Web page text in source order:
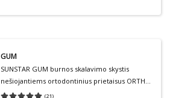
GUM
SUNSTAR GUM burnos skalavimo skystis
nešiojantiems ortodontinius prietaisus ORTHO,
nuo 6 m., 300 ml
(21)